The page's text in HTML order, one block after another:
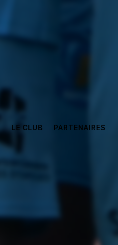
LE CLUB PARTENAIRES